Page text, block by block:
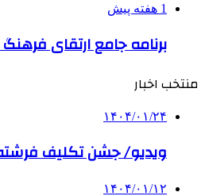
1 هفته پیش
برنامه جامع ارتقای
منتخب اخبار
۱۴۰۴/۰۱/۲۴
ویدیو/ جشن تکلیف
۱۴۰۴/۰۱/۱۲